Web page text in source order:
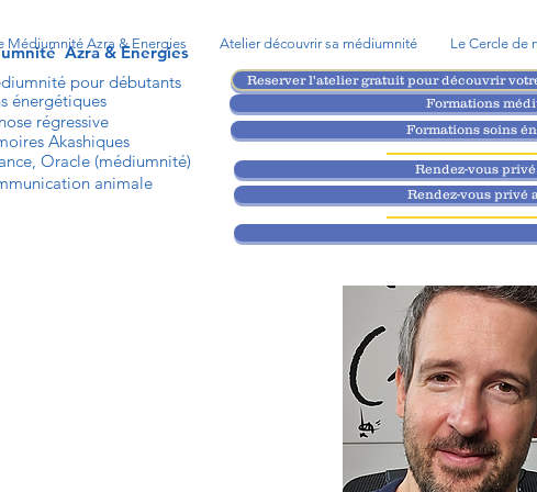
Médiumnité Azra & Energies Atelier découvrir sa médiumnité Le Cercle de
Azra & Energies
pour débutants
énergétiques
régressive
Akashiques
Oracle (médiumnité)
animale
Reserver l'atelier gratuit pour découvrir
Formations
Formations soins
Rendez-vous
Rendez-vous privé